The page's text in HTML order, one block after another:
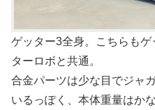
ゲッター3全身。こちらも
ターロボと共通。
合金パーツは少な目でジャ
いるっぽく、本体重量はか